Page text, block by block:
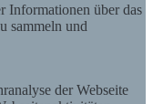
Informationen über das
sammeln und
der Webseite